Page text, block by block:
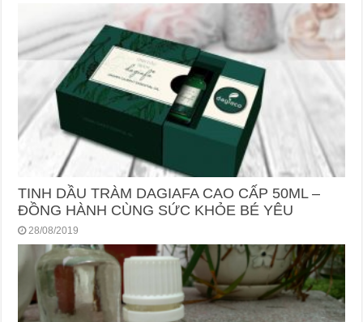
TINH DẦU TRÀM DAGIAFA CAO CẤP 50ML –
ĐỒNG HÀNH CÙNG SỨC KHỎE BÉ YÊU
28/08/2019